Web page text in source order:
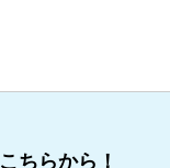
ちらから！